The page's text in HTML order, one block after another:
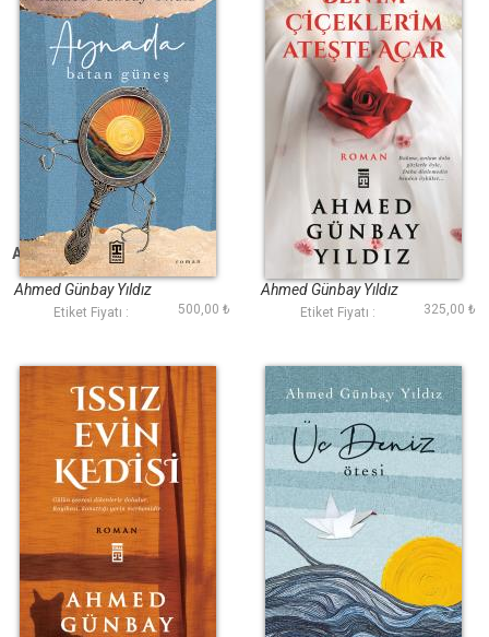
Aynada Batan Güneş
Ahmed Günbay Yıldız
Etiket Fiyatı : 500,00 ₺
Benim Çiçeklerim
Ateşte Açar
Ahmed Günbay Yıldız
Etiket Fiyatı : 325,00 ₺